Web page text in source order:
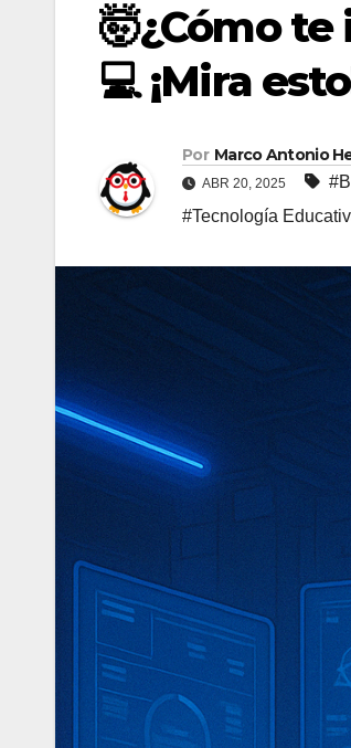
🤯¿Cómo
💻 ¡Mira
Por Marco Antonio
ABR 20, 2025
#Tecnología